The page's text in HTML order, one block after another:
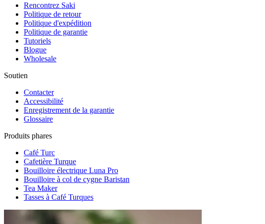
Rencontrez Saki
Politique de retour
Politique d'expédition
Politique de garantie
Tutoriels
Blogue
Wholesale
Soutien
Contacter
Accessibilité
Enregistrement de la garantie
Glossaire
Produits phares
Café Turc
Cafetière Turque
Bouilloire électrique Luna Pro
Bouilloire à col de cygne Baristan
Tea Maker
Tasses à Café Turques